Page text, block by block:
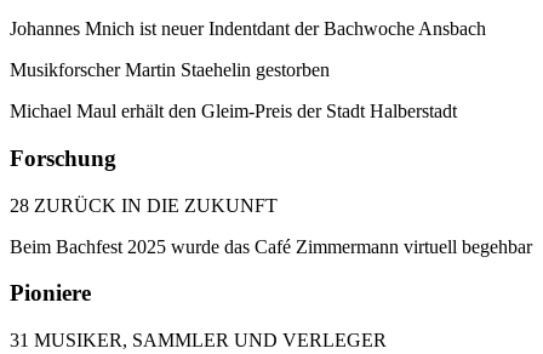
Johannes Mnich ist neuer Indentdant der Bachwoche Ansbach
Musikforscher Martin Staehelin gestorben
Michael Maul erhält den Gleim-Preis der Stadt Halberstadt
Forschung
28 ZURÜCK IN DIE ZUKUNFT
Beim Bachfest 2025 wurde das Café Zimmermann virtuell begehbar
Pioniere
31 MUSIKER, SAMMLER UND VERLEGER